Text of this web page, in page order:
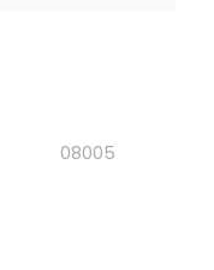
08005